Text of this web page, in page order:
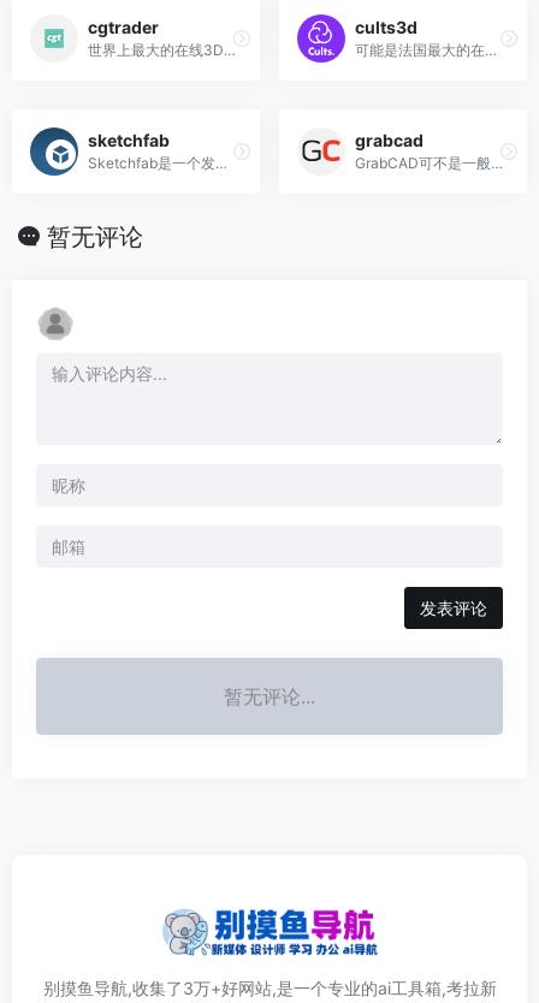
cgtrader
世界上最大的在线3D模型交易市场，并可提供三种类型的模型：CG、Low Poly和3D打印模型。
cults3d
可能是法国最大的在线3D打印市场，该网站同时提供收费和免费的高质量STL文件
sketchfab
Sketchfab是一个发布，共享，发现，购买和出售3D，VR和AR内容的平台
grabcad
GrabCAD可不是一般的3D内容的网站,它是是一个由专业的机械工程师建立的3D打印社区
暂无评论
发表评论
暂无评论...
别摸鱼导航,收集了3万+好网站,是一个专业的ai工具箱,考拉新